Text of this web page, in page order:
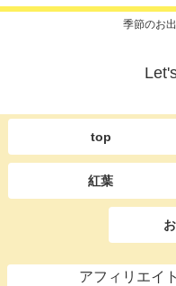
季節のお
top
紅葉
アフィリエイ